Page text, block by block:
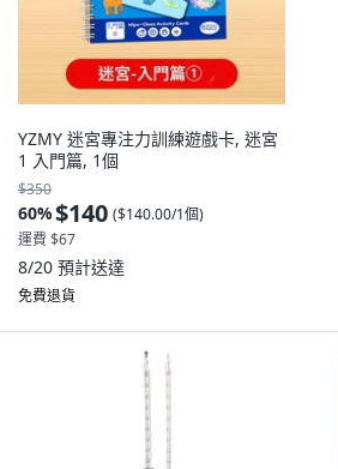
YZMY 迷宮專注力訓練遊戲卡, 迷宮
1 入門篇, 1個
$350
60%$140 ($140.00/1個)
運費 $67
8/20 預計送達
免費退貨